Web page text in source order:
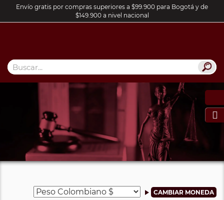
Envío gratis por compras superiores a $99.900 para Bogotá y de
$149.900 a nivel nacional
